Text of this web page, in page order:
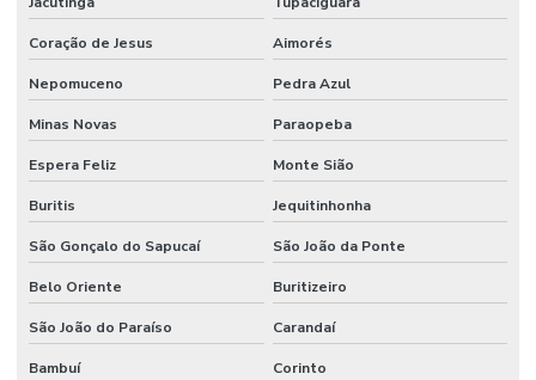
Coração de Jesus Aimorés
Nepomuceno Pedra Azul
Minas Novas Paraopeba
Espera Feliz Monte Sião
Buritis Jequitinhonha
São Gonçalo do Sapucaí São João da Ponte
Belo Oriente Buritizeiro
São João do Paraíso Carandaí
Bambuí Corinto